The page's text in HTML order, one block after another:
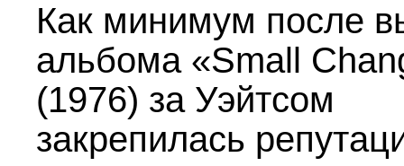
Как минимум после
альбома «Small
(1976) за Уэйтсом
закрепилась